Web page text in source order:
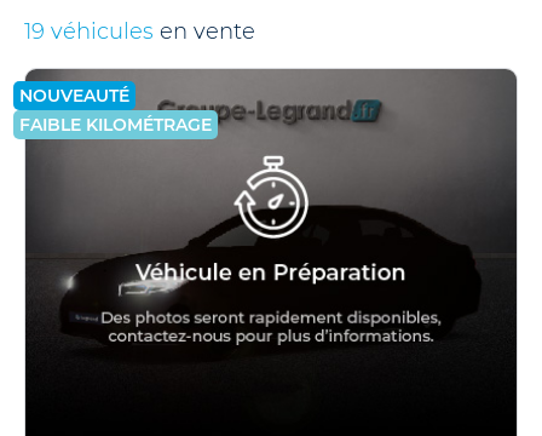
19 véhicules en vente
NOUVEAUTÉ
FAIBLE KILOMÉTRAGE